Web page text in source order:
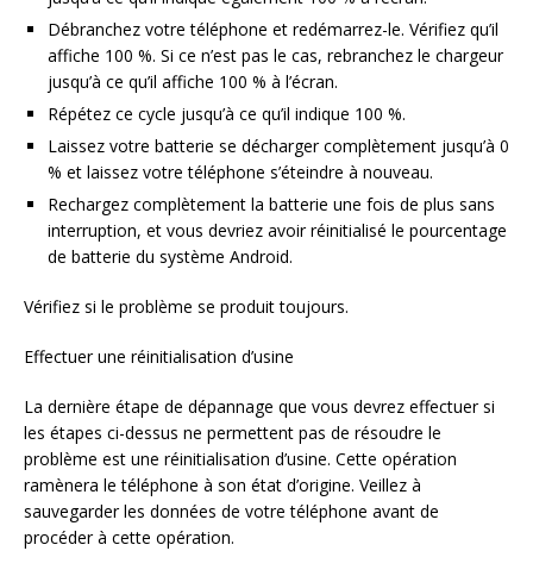
Débranchez votre téléphone et redémarrez-le. Vérifiez qu’il
affiche 100 %. Si ce n’est pas le cas, rebranchez le chargeur
jusqu’à ce qu’il affiche 100 % à l’écran.
Répétez ce cycle jusqu’à ce qu’il indique 100 %.
Laissez votre batterie se décharger complètement jusqu’à 0
% et laissez votre téléphone s’éteindre à nouveau.
Rechargez complètement la batterie une fois de plus sans
interruption, et vous devriez avoir réinitialisé le pourcentage
de batterie du système Android.
Vérifiez si le problème se produit toujours.
Effectuer une réinitialisation d’usine
La dernière étape de dépannage que vous devrez effectuer si
les étapes ci-dessus ne permettent pas de résoudre le
problème est une réinitialisation d’usine. Cette opération
ramènera le téléphone à son état d’origine. Veillez à
sauvegarder les données de votre téléphone avant de
procéder à cette opération.